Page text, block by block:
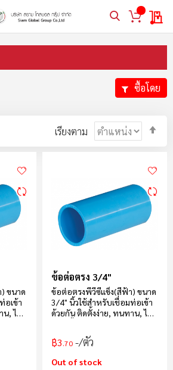
My
เรียงตาม
ขนาด
อเข้า
, ไหล
ข้อต่อตรง 3/4"
ข้อต่อตรงพีวีซีแข็ง(สีฟ้า) ขนาด
3/4" นิ้วใช้สำหรับเชื่อมท่อเข้า
ด้วยกัน ติดตั้งง่าย, ทนทาน, ไหล
฿3.70 /ตัว
Out of stock
ซื้อโดย